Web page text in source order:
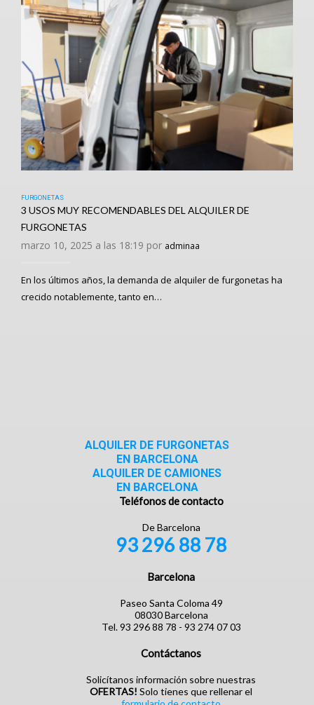
FURGONETAS
3 USOS MUY RECOMENDABLES DEL ALQUILER DE
FURGONETAS
marzo 10, 2025 a las 18:19 por adminaa
En los últimos años, la demanda de alquiler de furgonetas ha
crecido notablemente, tanto en…
ALQUILER DE FURGONETAS
EN BARCELONA
ALQUILER DE CAMIONES
EN BARCELONA
Teléfonos de contacto
De Barcelona
93 296 88 78
Barcelona
Paseo Santa Coloma 49
08030 Barcelona
Tel. 93 296 88 78 - 93 274 07 03
Contáctanos
Solicítanos información sobre nuestras
OFERTAS! Solo tienes que rellenar el